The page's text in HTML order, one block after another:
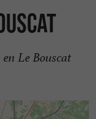
Le Bouscat